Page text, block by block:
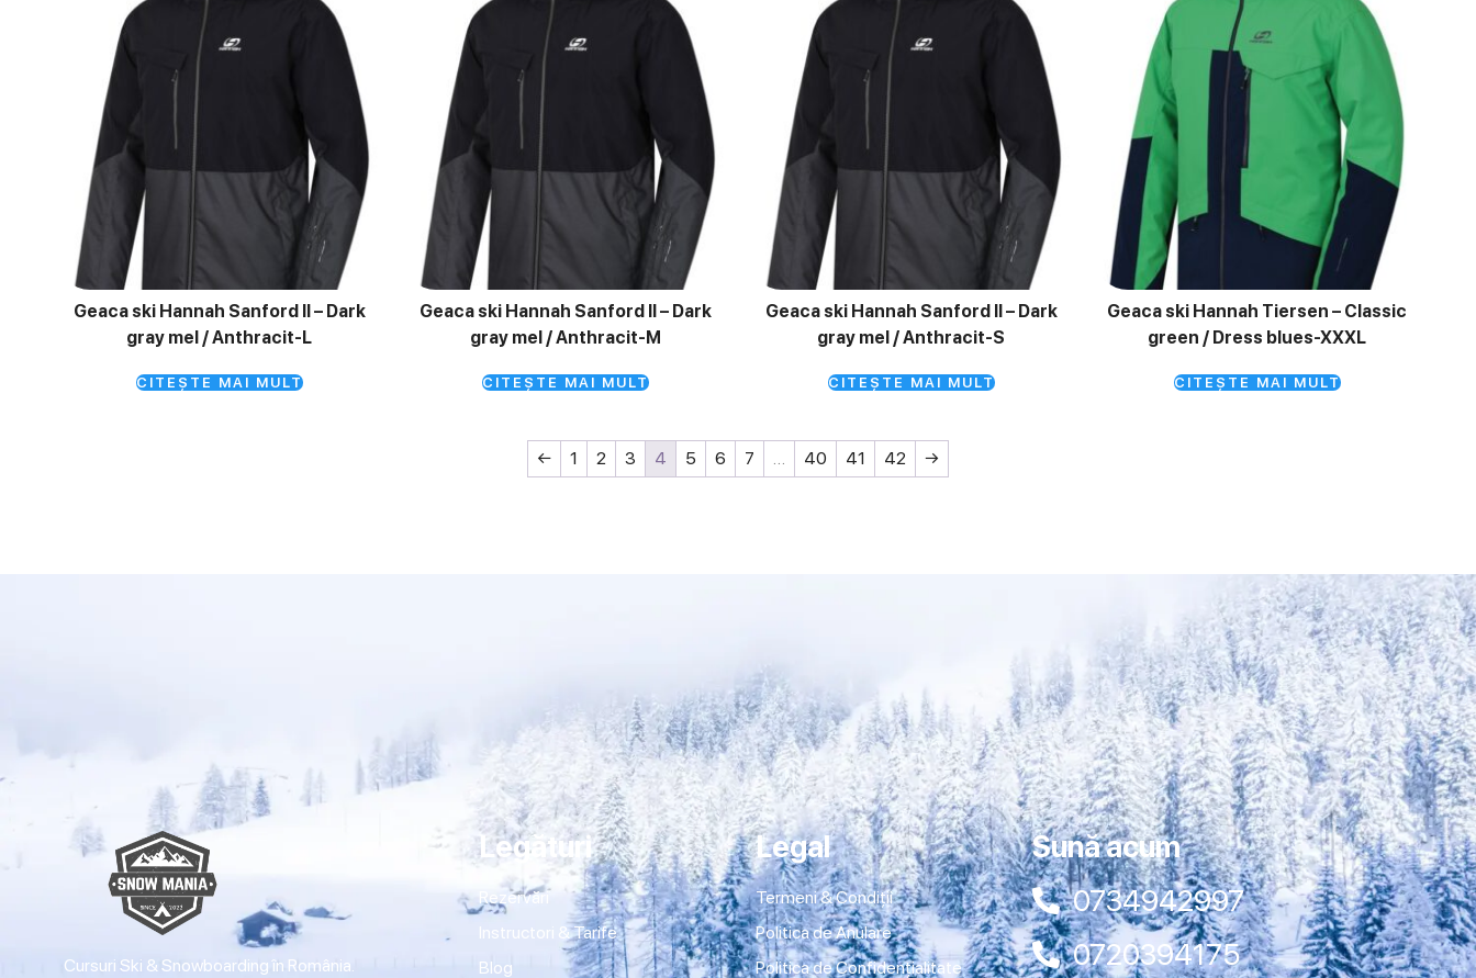
Geaca ski Hannah Sanford II – Dark
gray mel / Anthracit-L
CITEȘTE MAI MULT
Geaca ski Hannah Sanford II – Dark
gray mel / Anthracit-M
CITEȘTE MAI MULT
Geaca ski Hannah Sanford II – Dark
gray mel / Anthracit-S
CITEȘTE MAI MULT
Geaca ski Hannah Tiersen – Classic
green / Dress blues-XXXL
CITEȘTE MAI MULT
← 1 2 3 4 5 6 7 40 41 42 →
Cursuri Ski & Snowboarding în România.
Legături
Rezervări
Instructori & Tarife
Blog
Legal
Termeni & Condiții
Politica de Anulare
Politica de Confidențialitate
Sună acum
0734942997
0720394175